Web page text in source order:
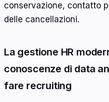
conservazione, contatto
delle cancellazioni.
La gestione HR
conoscenze di data
fare recruiting